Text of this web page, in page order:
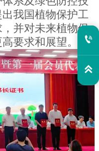
我国植物保护工
并对未来植物保
要求和展望。

